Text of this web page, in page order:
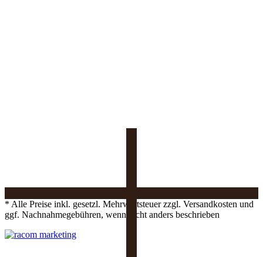
* Alle Preise inkl. gesetzl. Mehrwertsteuer zzgl. Versandkosten und
ggf. Nachnahmegebühren, wenn nicht anders beschrieben